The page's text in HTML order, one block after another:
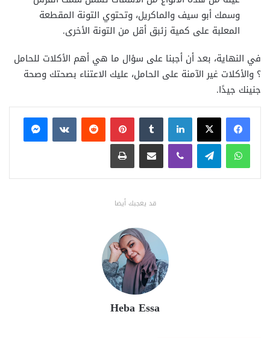
وسمك أبو سيف والماكريل، وتحتوي التونة المقطعة
المعلبة على كمية زئبق أقل من التونة الأخرى.
في النهاية، بعد أن أجبنا على سؤال ما هي أهم الأكلات للحامل
؟ والأكلات غير الآمنة على الحامل، عليك الاعتناء بصحتك وصحة
جنينك جيدًا.
فيسبوكX لينكدإن بينتيريست
ماسنجر
واتساب تيلقرام ڤايبر مشاركة عبر البريد طباعة
قد يعجبك أيضا
Heba Essa